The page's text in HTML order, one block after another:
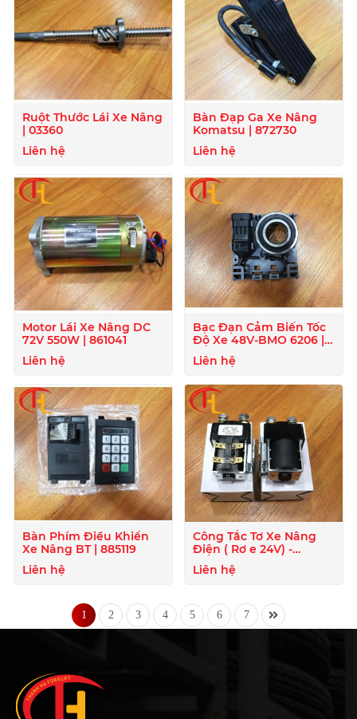
Ruột Thước Lái Xe Nâng
| 03360
Liên hệ
Bàn Đạp Ga Xe Nâng
Komatsu | 872730
Liên hệ
Motor Lái Xe Nâng DC
72V 550W | 861041
Liên hệ
Bạc Đạn Cảm Biến Tốc
Độ Xe 48V-BMO 6206 |
872129
Liên hệ
Bàn Phím Điều Khiển
Xe Nâng BT | 885119
Liên hệ
Công Tắc Tơ Xe Nâng
Điện ( Rơ e 24V) -
824020
Liên hệ
1 2 3 4 5 6 7